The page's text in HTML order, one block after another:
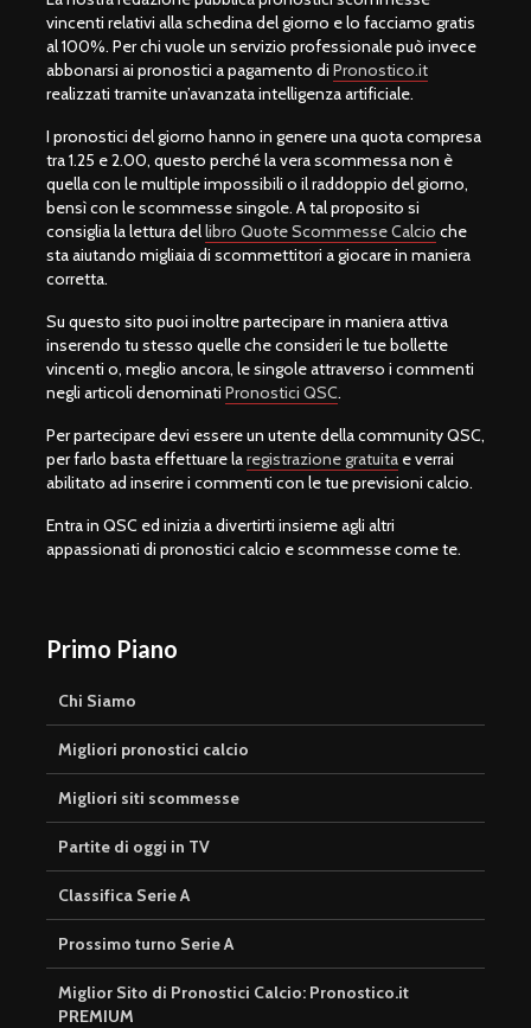
vincenti relativi alla schedina del giorno e lo facciamo gratis
al 100%. Per chi vuole un servizio professionale può invece
abbonarsi ai pronostici a pagamento di Pronostico.it
realizzati tramite un’avanzata intelligenza artificiale.
I pronostici del giorno hanno in genere una quota compresa
tra 1.25 e 2.00, questo perché la vera scommessa non è
quella con le multiple impossibili o il raddoppio del giorno,
bensì con le scommesse singole. A tal proposito si
consiglia la lettura dellibro Quote Scommesse Calcio che
sta aiutando migliaia di scommettitori a giocare in maniera
corretta.
Su questo sito puoi inoltre partecipare in maniera attiva
inserendo tu stesso quelle che consideri le tue bollette
vincenti o, meglio ancora, le singole attraverso i commenti
negli articoli denominati Pronostici QSC.
Per partecipare devi essere un utente della community QSC,
per farlo basta effettuare laregistrazione gratuita e verrai
abilitato ad inserire i commenti con le tue previsioni calcio.
Entra in QSC ed inizia a divertirti insieme agli altri
appassionati di pronostici calcio e scommesse come te.
Primo Piano
Chi Siamo
Migliori pronostici calcio
Migliori siti scommesse
Partite di oggi in TV
Classifica Serie A
Prossimo turno Serie A
Miglior Sito di Pronostici Calcio: Pronostico.it
PREMIUM